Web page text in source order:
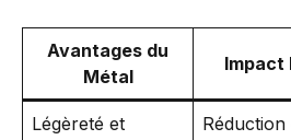
Avantages du
Métal
Impact
Légèreté et
Réduction